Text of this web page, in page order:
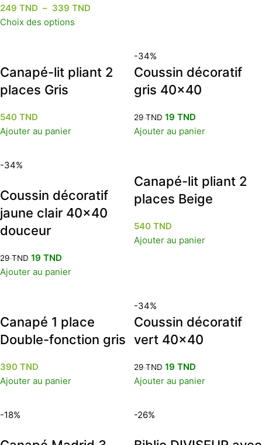
249 TND – 339 TND
Choix des options
Canapé-lit pliant 2
places Gris
540 TND
Ajouter au panier
-34%
Coussin décoratif
gris 40×40
29TND 19 TND
Ajouter au panier
-34%
Coussin décoratif
jaune clair 40×40
douceur
29TND 19 TND
Ajouter au panier
Canapé-lit pliant 2
places Beige
540 TND
Ajouter au panier
Canapé 1 place
Double-fonction gris
390 TND
Ajouter au panier
-34%
Coussin décoratif
vert 40×40
29TND 19 TND
Ajouter au panier
-18% -26%